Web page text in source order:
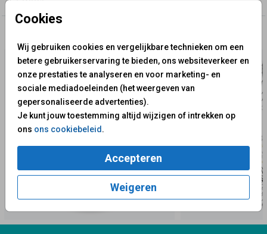
Cookies
Wij gebruiken cookies en vergelijkbare technieken om een
betere gebruikerservaring te bieden, ons websiteverkeer en
onze prestaties te analyseren en voor marketing- en
sociale mediadoeleinden (het weergeven van
gepersonaliseerde advertenties).
Je kunt jouw toestemming altijd wijzigen of intrekken op
ons ons cookiebeleid.
Accepteren
Weigeren